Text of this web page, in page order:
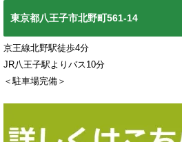
東京都八王子市北野町561-14
京王線北野駅徒歩4分
JR八王子駅よりバス10分
＜駐車場完備＞